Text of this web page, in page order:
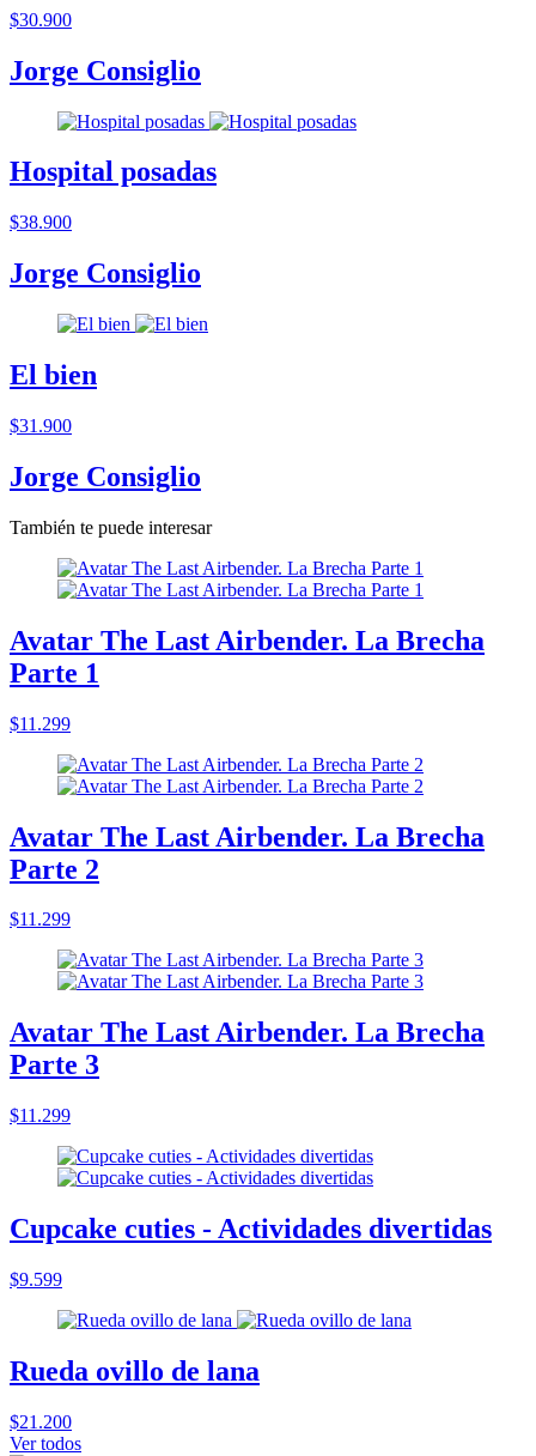
$30.900
Jorge Consiglio
Hospital posadas
$38.900
Jorge Consiglio
El bien
$31.900
Jorge Consiglio
También te puede interesar
Avatar The Last Airbender. La Brecha
Parte 1
$11.299
Avatar The Last Airbender. La Brecha
Parte 2
$11.299
Avatar The Last Airbender. La Brecha
Parte 3
$11.299
Cupcake cuties - Actividades divertidas
$9.599
Rueda ovillo de lana
$21.200
Ver todos